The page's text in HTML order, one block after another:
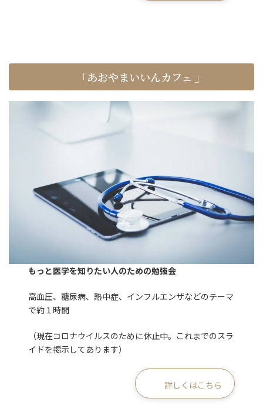
「あおやまいいんカフェ 」
もっと医学を知りたい人のための勉強会
高血圧、糖尿病、熱中症、インフルエンザなどのテーマ
で約１時間
（現在コロナウイルスのために休止中。これまでのスラ
イドを掲示してあります）
詳しくはこちら